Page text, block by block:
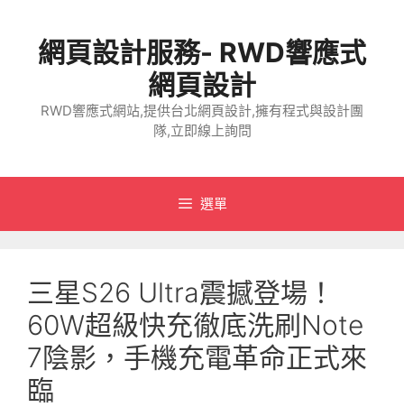
網頁設計服務- RWD響應式
網頁設計
RWD響應式網站,提供台北網頁設計,擁有程式與設計團
隊,立即線上詢問
選單
三星S26 Ultra震撼登場！
60W超級快充徹底洗刷Note
7陰影，手機充電革命正式來
臨